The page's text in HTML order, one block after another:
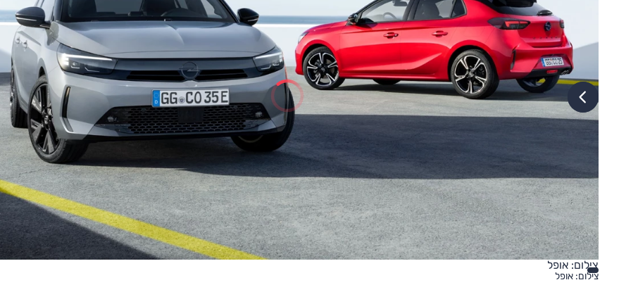
צילום: אופל
צילום: אופל